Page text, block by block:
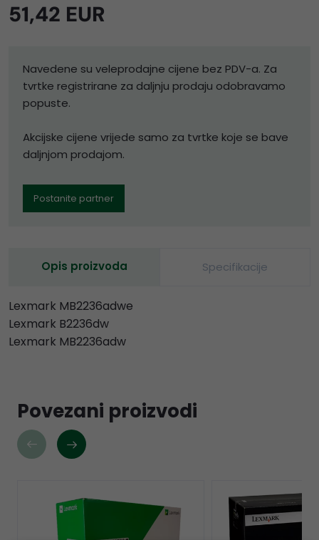
51,42 EUR
Navedene su veleprodajne cijene bez PDV-a. Za
tvrtke registrirane za daljnju prodaju odobravamo
popuste.
Akcijske cijene vrijede samo za tvrtke koje se bave
daljnjom prodajom.
Postanite partner
Opis proizvoda Specifikacije
Lexmark MB2236adwe
Lexmark B2236dw
Lexmark MB2236adw
Povezani proizvodi